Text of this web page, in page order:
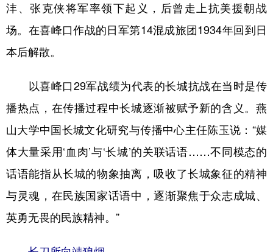
沣、张克侠将军率领下起义，后曾走上抗美援朝战
场。在喜峰口作战的日军第14混成旅团1934年回到日
本后解散。
以喜峰口29军战绩为代表的长城抗战在当时是传
播热点，在传播过程中长城逐渐被赋予新的含义。燕
山大学中国长城文化研究与传播中心主任陈玉说：“媒
体大量采用‘血肉’与‘长城’的关联话语……不同模态的
话语能指从长城的物象抽离，吸收了长城象征的精神
与灵魂，在民族国家话语中，逐渐聚焦于众志成城、
英勇无畏的民族精神。”